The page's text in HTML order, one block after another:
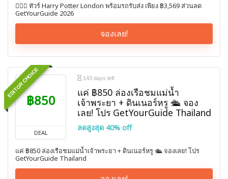
🧙🏼‍♀️ ทัวร์ Harry Potter London พร้อมรถรับส่ง เพียง ฿3,569 ส่วนลด
GetYourGuide 2026
จองเลย!
EDITOR CHOICE
฿850
DEAL
143 days left
แค่ ฿850 ล่องเรือชมแม่น้ำ
เจ้าพระยา + ดินเนอร์หรู 🛳️ จอง
เลย! โปร GetYourGuide Thailand
ลดสูงสุด 40% off
แค่ ฿850 ล่องเรือชมแม่น้ำเจ้าพระยา + ดินเนอร์หรู 🛳️ จองเลย! โปร
GetYourGuide Thailand